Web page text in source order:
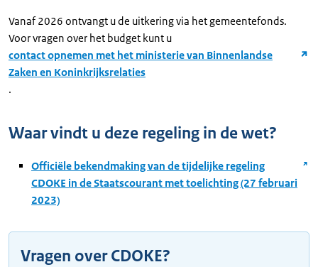
Vanaf 2026 ontvangt u de uitkering via het gemeentefonds.
Voor vragen over het budget kunt u
contact opnemen met het ministerie van Binnenlandse
Zaken en Koninkrijksrelaties
.
Waar vindt u deze regeling in de wet?
Officiële bekendmaking van de tijdelijke regeling
CDOKE in de Staatscourant met toelichting (27 februari
2023)
Vragen over CDOKE?